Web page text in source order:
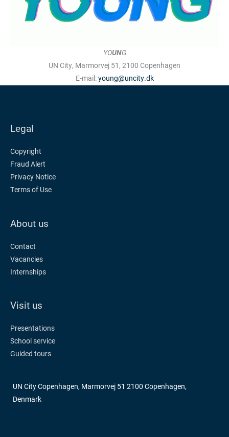
YOUNG
UN City, Marmorvej 51, 2100 Copenhagen
E-mail:young@uncity.dk
Legal
Copyright
Fraud Alert
Privacy Notice
Terms of Use
About us
Contact
Vacancies
Internships
Visit us
Presentations
School service
Guided tours
UN City Copenhagen, Marmorvej 51 2100 Copenhagen,
Denmark